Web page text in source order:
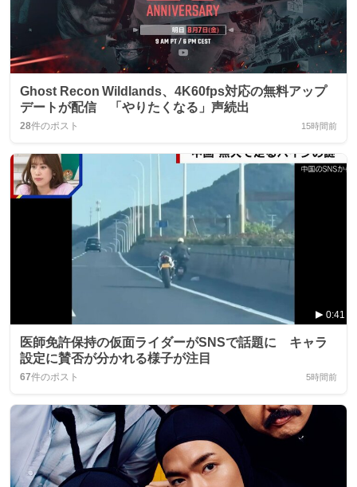
Ghost Recon Wildlands、4K60fps対応の無料アップ
デートが配信 「やりたくなる」声続出
28件のポスト 15時間前
0:41
医師免許保持の仮面ライダーがSNSで話題に キャラ
設定に賛否が分かれる様子が注目
67件のポスト 5時間前